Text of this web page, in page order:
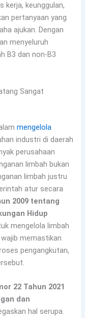
kerja, keunggulan,
pertanyaan yang
ajukan. Dengan
menyeluruh
B3 dan non-B3
Sangat
mengelola
industri di daerah
perusahaan
limbah bukan
limbah justru
atur secara
2009 tentang
Hidup
mengelola limbah
memastikan
pengangkutan,
22 Tahun 2021
dan
hal serupa.